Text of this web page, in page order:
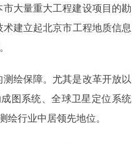
大量重大工程建设项目的勘
建立起北京市工程地质信息
绘保障。尤其是改革开放以
图系统、全球卫星定位系统
绘行业中居领先地位。